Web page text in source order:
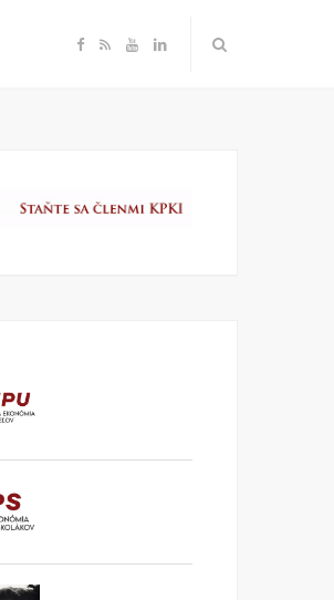
F
e
R Y
T
L
k